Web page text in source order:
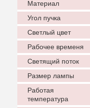
Материал
Угол пучка
Светлый цвет
Рабочее временя
Светящий поток
Размер лампы
Работая
температура